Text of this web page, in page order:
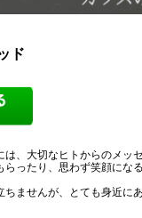
ド
は、大切なヒトからのメッ
ったり、思わず笑顔になる
ちませんが、とても身近に